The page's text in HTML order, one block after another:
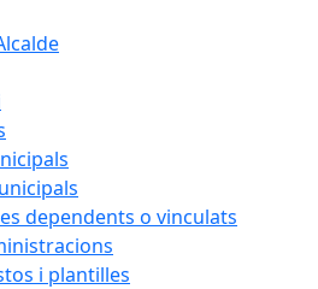
dependents o vinculats
i plantilles